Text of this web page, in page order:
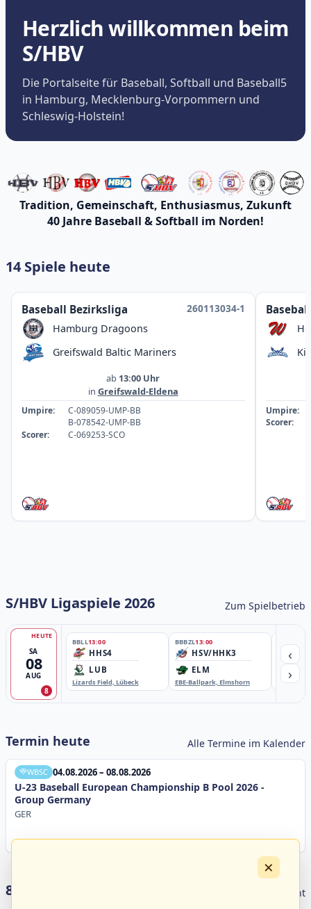
Herzlich willkommen beim
S/HBV
Die Portalseite für Baseball, Softball und Baseball5
in Hamburg, Mecklenburg-Vorpommern und
Schleswig-Holstein!
Tradition, Gemeinschaft, Enthusiasmus, Zukunft
40 Jahre Baseball & Softball im Norden!
14 Spiele heute
Baseball Bezirksliga
260113034-1
Hamburg Dragoons
Greifswald Baltic Mariners
ab 13:00 Uhr
in Greifswald-Eldena
Umpire:
C-089059-UMP-BB
B-078542-UMP-BB
Scorer:
C-069253-SCO
Umpire:
Scorer:
S/HBV Ligaspiele 2026 Zum Spielbetrieb
SA
08
AUG
HEUTE
8
BBLL13:00
HHS4
LUB
Lizards Field, Lübeck
BBBZL13:00
HSV/HHK3
ELM
EBE-Ballpark, Elmshorn
‹
›
Termin heute Alle Termine im Kalender
WBSC 04.08.2026 – 08.08.2026
U-23 Baseball European Championship B Pool 2026 -
Group Germany
GER
8 Livestreams heute Livestream Übersicht
×